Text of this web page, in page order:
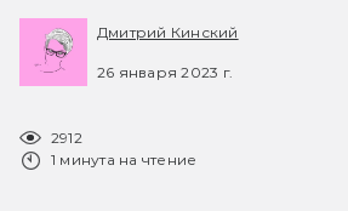
Дмитрий Кинский
26 января 2023 г.
2912
1 минута на чтение